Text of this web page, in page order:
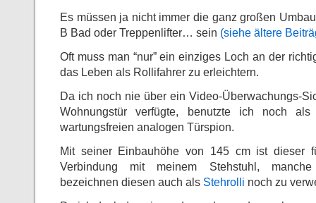
Es müssen ja nicht immer die ganz großen
B Bad oder Treppenlifter… sein (siehe ältere
Oft muss man “nur” ein einziges Loch an der
das Leben als Rollifahrer zu erleichtern.
Da ich noch nie über ein Video-Überwachungs-
Wohnungstür verfügte, benutzte ich noch
wartungsfreien analogen Türspion.
Mit seiner Einbauhöhe von 145 cm ist dieser
Verbindung mit meinem Stehstuhl,
bezeichnen diesen auch als Stehrolli noch zu